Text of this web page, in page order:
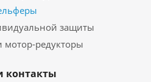
защиты
мотор-редукторы
контакты